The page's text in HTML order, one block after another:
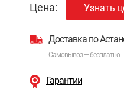
Цена: Узнать
Доставка по
Самовывоз — бесплатно
Гарантии